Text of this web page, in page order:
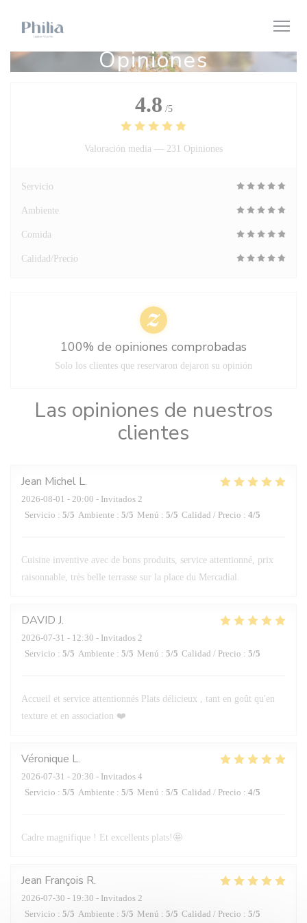
Opiniones
Las opiniones de nuestros
clientes
Jean Michel L
2026-08-01 - 20:00 - Invitados 2
Servicio : 5/5 Ambiente : 5/5 Menú : 5/5 Calidad / Precio : 4/5
Cuisine inventive avec de bons produits, service attentionné, prix
raisonnable, très belle terrasse sur la place du Mercadial.
DAVID J
2026-07-31 - 12:30 - Invitados 2
Servicio : 5/5 Ambiente : 5/5 Menú : 5/5 Calidad / Precio : 5/5
Accueil et service attentionnés Plats délicieux , tant en goût qu'en
texture et en association ❤️
Véronique L
2026-07-31 - 20:30 - Invitados 4
Servicio : 5/5 Ambiente : 5/5 Menú : 5/5 Calidad / Precio : 4/5
Cadre magnifique ! Et excellents plats!🤩
Jean François R
2026-07-30 - 19:30 - Invitados 2
Servicio : 5/5 Ambiente : 5/5 Menú : 5/5 Calidad / Precio : 5/5
4.8 /5
Valoración media — 231 Opiniones
Servicio
Ambiente
Comida
Calidad/Precio
100% de opiniones comprobadas
Solo los clientes que reservaron dejaron su opinión